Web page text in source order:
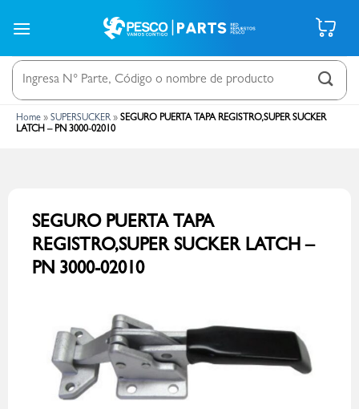
Buscar
por:
Home» SUPERSUCKER» SEGURO PUERTA TAPA REGISTRO,SUPER SUCKER
LATCH – PN 3000-02010
SEGURO PUERTA TAPA
REGISTRO,SUPER SUCKER LATCH –
PN 3000-02010